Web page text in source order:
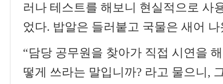
러나 테스트를 해보니 현실적으로 사
었다. 밥알은 들러붙고 국물은 새어
“담당 공무원을 찾아가 직접 시연을
떻게 쓰라는 말입니까? 라고 물으니 ,